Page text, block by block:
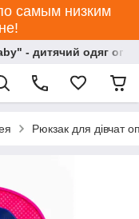
самым низким
- дитячий одяг
Рюкзак для дівчат